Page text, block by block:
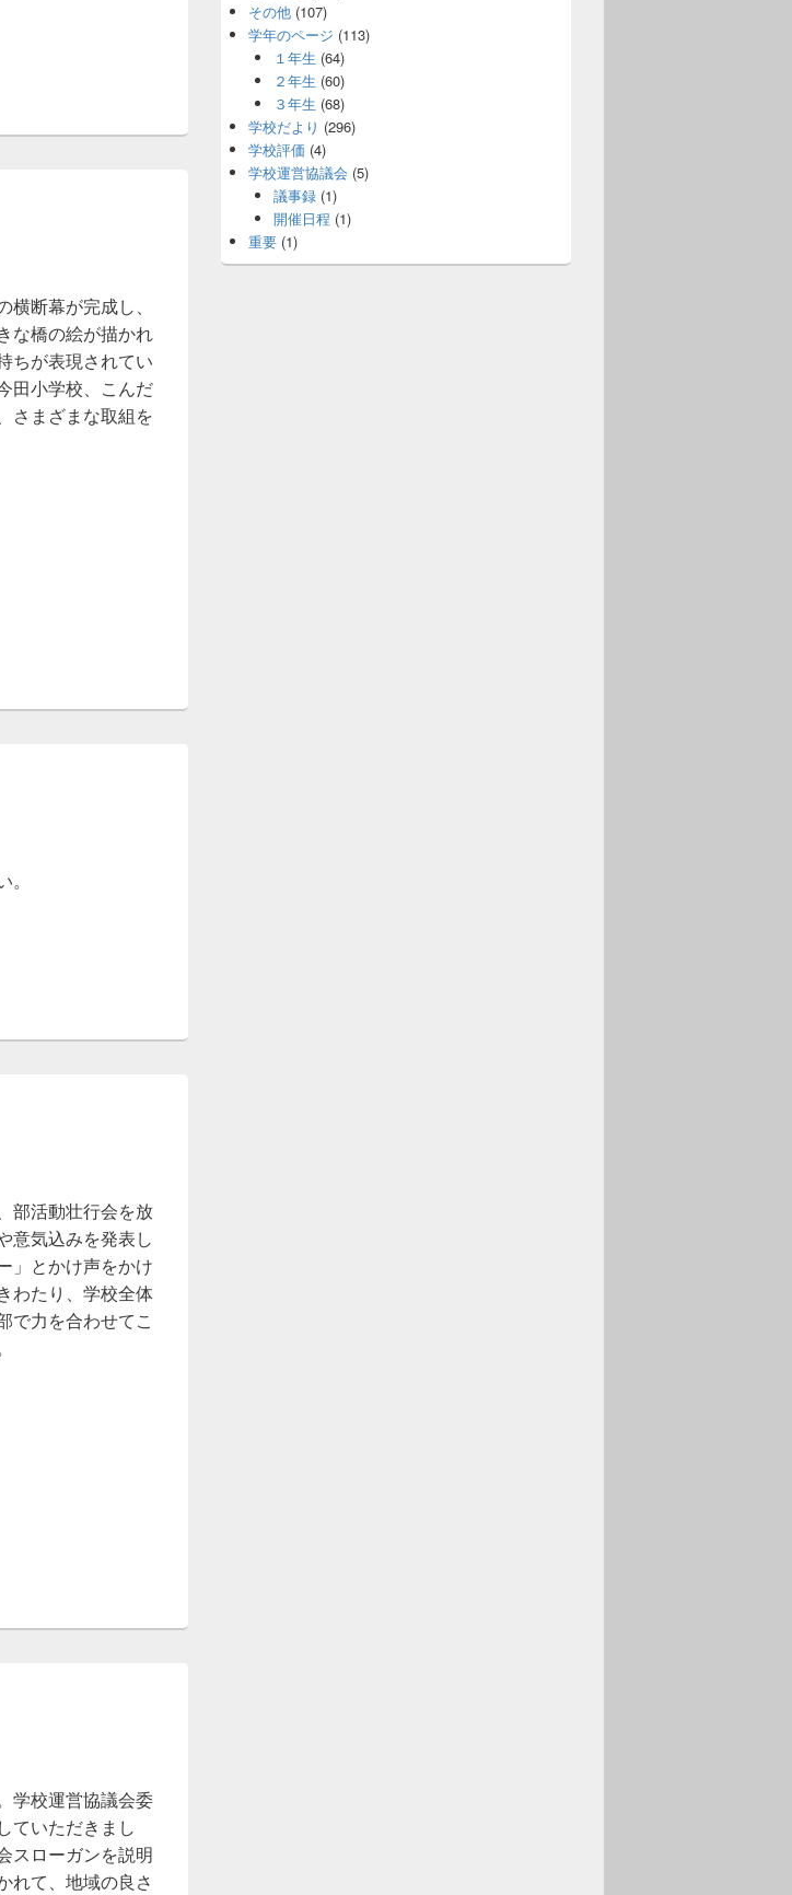
断幕が完成し、
な橋の絵が描かれ
ちが表現されてい
田小学校、こんだ
さまざまな取組を
部活動壮行会を放
意気込みを発表し
」とかけ声をかけ
わたり、学校全体
で力を合わせてこ
学校運営協議会委
ていただきまし
スローガンを説明
れて、地域の良さ
その他 (107)
学年のページ (113)
１年生 (64)
２年生 (60)
３年生 (68)
学校だより (296)
学校評価 (4)
学校運営協議会 (5)
議事録(1)
開催日程 (1)
重要 (1)